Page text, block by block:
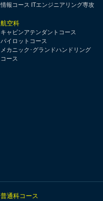
情報コース ITエンジニアリング専攻
航空科
キャビンアテンダントコース
パイロットコース
メカニック･グランドハンドリング
コース
普通科コース